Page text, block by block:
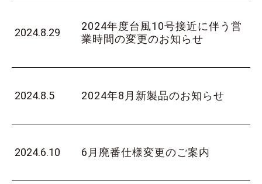
2024.8.29
2024年度台風10号接近に伴う営
業時間の変更のお知らせ
2024.8.5 2024年8月新製品のお知らせ
2024.6.10 6月廃番仕様変更のご案内